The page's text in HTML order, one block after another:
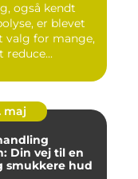
også kendt
er blevet
for mange,
reduce...
maj
Din vej til en
smukkere hud